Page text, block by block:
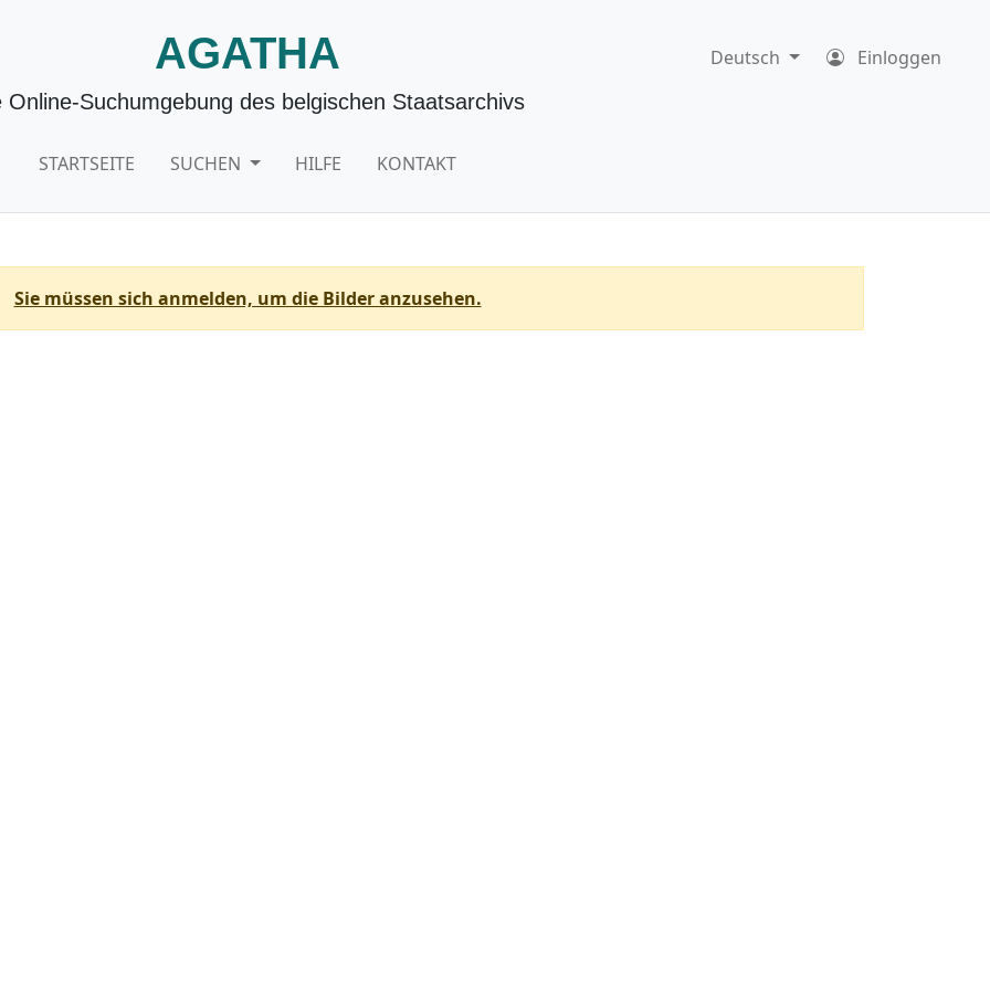
AGATHA
Online-Suchumgebung des belgischen Staatsarchivs
STARTSEITE SUCHEN HILFE KONTAKT
Deutsch Einloggen
Sie müssen sich anmelden, um die Bilder anzusehen.